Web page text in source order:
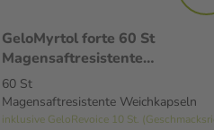
GeloMyrtol forte 60 St
Magensaftresistente
Weichkapseln
60 St
Magensaftresistente Weichkapseln